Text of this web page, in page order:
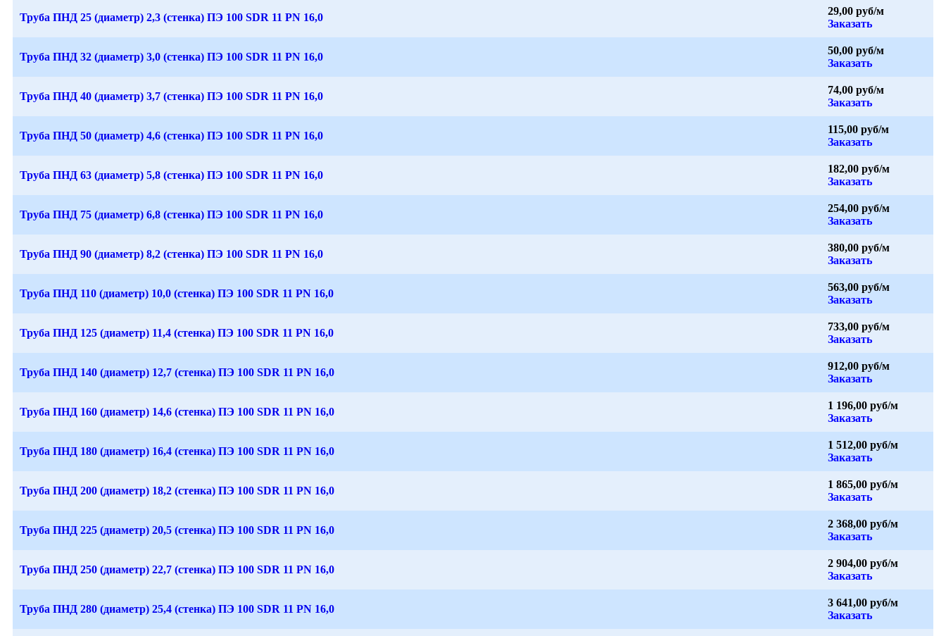
Труба ПНД 25 (диаметр) 2,3 (стенка) ПЭ 100 SDR 11 PN 16,0
29,00 руб/м
Заказать
Труба ПНД 32 (диаметр) 3,0 (стенка) ПЭ 100 SDR 11 PN 16,0
50,00 руб/м
Заказать
Труба ПНД 40 (диаметр) 3,7 (стенка) ПЭ 100 SDR 11 PN 16,0
74,00 руб/м
Заказать
Труба ПНД 50 (диаметр) 4,6 (стенка) ПЭ 100 SDR 11 PN 16,0
115,00 руб/м
Заказать
Труба ПНД 63 (диаметр) 5,8 (стенка) ПЭ 100 SDR 11 PN 16,0
182,00 руб/м
Заказать
Труба ПНД 75 (диаметр) 6,8 (стенка) ПЭ 100 SDR 11 PN 16,0
254,00 руб/м
Заказать
Труба ПНД 90 (диаметр) 8,2 (стенка) ПЭ 100 SDR 11 PN 16,0
380,00 руб/м
Заказать
Труба ПНД 110 (диаметр) 10,0 (стенка) ПЭ 100 SDR 11 PN 16,0
563,00 руб/м
Заказать
Труба ПНД 125 (диаметр) 11,4 (стенка) ПЭ 100 SDR 11 PN 16,0
733,00 руб/м
Заказать
Труба ПНД 140 (диаметр) 12,7 (стенка) ПЭ 100 SDR 11 PN 16,0
912,00 руб/м
Заказать
Труба ПНД 160 (диаметр) 14,6 (стенка) ПЭ 100 SDR 11 PN 16,0
1 196,00 руб/м
Заказать
Труба ПНД 180 (диаметр) 16,4 (стенка) ПЭ 100 SDR 11 PN 16,0
1 512,00 руб/м
Заказать
Труба ПНД 200 (диаметр) 18,2 (стенка) ПЭ 100 SDR 11 PN 16,0
1 865,00 руб/м
Заказать
Труба ПНД 225 (диаметр) 20,5 (стенка) ПЭ 100 SDR 11 PN 16,0
2 368,00 руб/м
Заказать
Труба ПНД 250 (диаметр) 22,7 (стенка) ПЭ 100 SDR 11 PN 16,0
2 904,00 руб/м
Заказать
Труба ПНД 280 (диаметр) 25,4 (стенка) ПЭ 100 SDR 11 PN 16,0
3 641,00 руб/м
Заказать